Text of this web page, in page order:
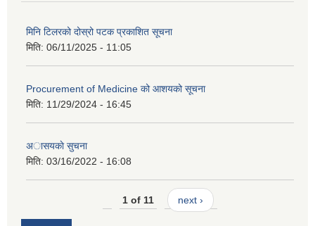
मिनि टिलरको दोस्रो पटक प्रकाशित सूचना
मिति: 06/11/2025 - 11:05
Procurement of Medicine को आशयको सूचना
मिति: 11/29/2024 - 16:45
अासयकाे सुचना
मिति: 03/16/2022 - 16:08
1 of 11 next ›